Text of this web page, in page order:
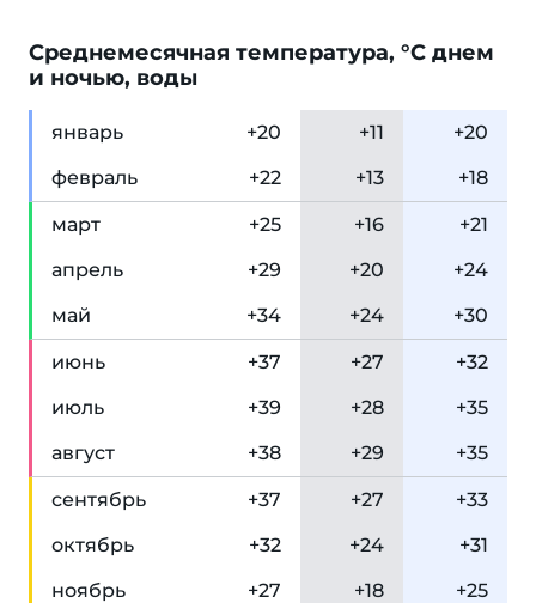
Cреднемесячная температура, °C днем
и ночью, воды
январь +20 +11
+20
февраль +22 +13 +18
март +25 +16
+21
апрель +29 +20
+24
май
+34 +24 +30
июнь +37 +27
+32
июль +39 +28
+35
август +38 +29 +35
сентябрь +37 +27
+33
октябрь +32 +24
+31
ноябрь +27 +18 +25